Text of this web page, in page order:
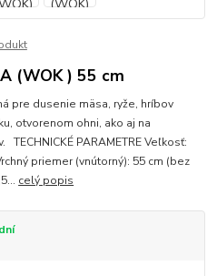
(WOK ) 55 cm
pre dusenie mäsa, ryže, hríbov
otvorenom ohni, ako aj na
PARAMETRE Veľkosť:
priemer (vnútorný): 55 cm (bez
celý popis